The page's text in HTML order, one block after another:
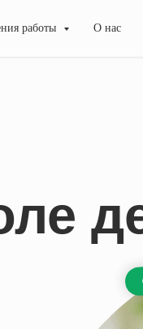
работы О нас